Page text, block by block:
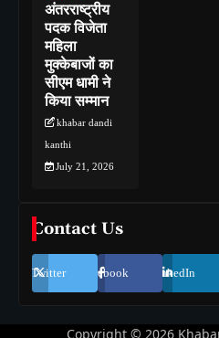
अंतरराष्ट्रीय
पदक विजेता
महिला
मुक्केबाजों का
सीएम धामी ने
किया सम्मान
khabar dandi
kanthi
July 21, 2026
Contact Us
Twitter Facebook LinkedIn
Copyright © 2026